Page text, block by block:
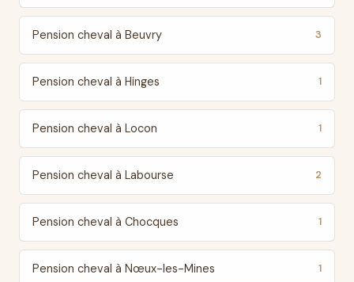
Pension cheval à Beuvry 3
Pension cheval à Hinges 1
Pension cheval à Locon 1
Pension cheval à Labourse 2
Pension cheval à Chocques 1
Pension cheval à Nœux-les-Mines 1